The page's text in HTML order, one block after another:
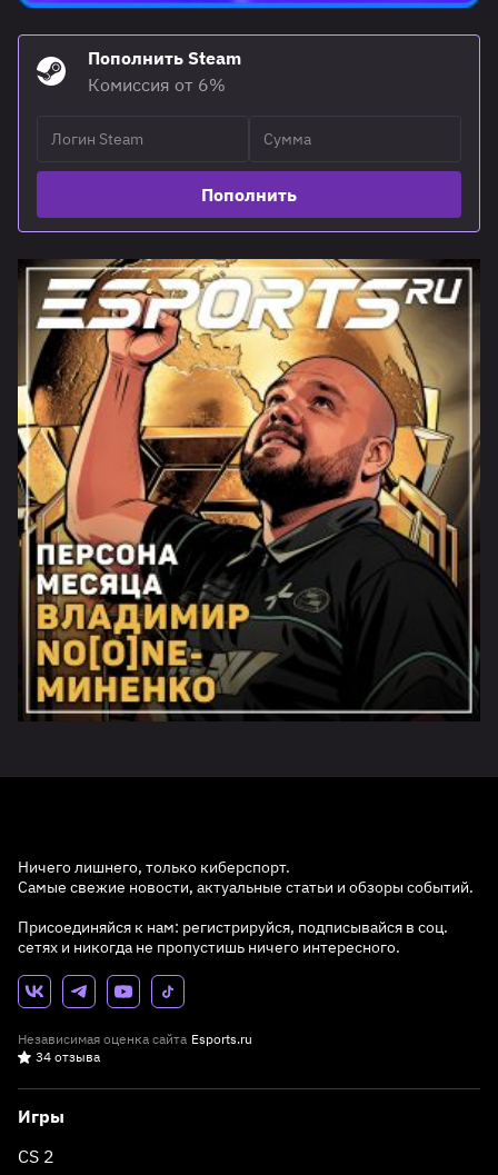
Пополнить Steam
Комиссия от 6%
Пополнить
Ничего лишнего, только киберспорт.
Самые свежие новости, актуальные статьи и обзоры событий.
Присоединяйся к нам: регистрируйся, подписывайся в соц.
сетях и никогда не пропустишь ничего интересного.
Независимая оценка сайта Esports.ru
34 отзыва
Игры
CS 2